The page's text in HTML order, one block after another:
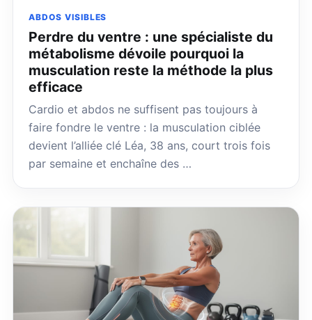
ABDOS VISIBLES
Perdre du ventre : une spécialiste du
métabolisme dévoile pourquoi la
musculation reste la méthode la plus
efficace
Cardio et abdos ne suffisent pas toujours à
faire fondre le ventre : la musculation ciblée
devient l’alliée clé Léa, 38 ans, court trois fois
par semaine et enchaîne des …